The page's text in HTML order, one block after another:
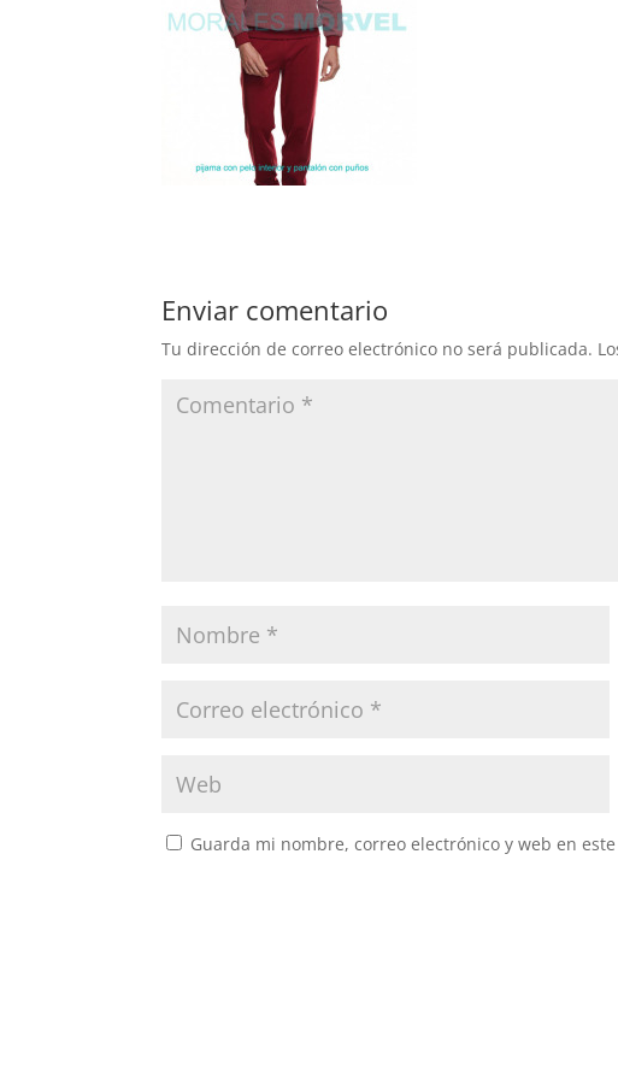
Enviar comentario
Tu dirección de correo electrónico no será publicada.
Guarda mi nombre, correo electrónico y web en